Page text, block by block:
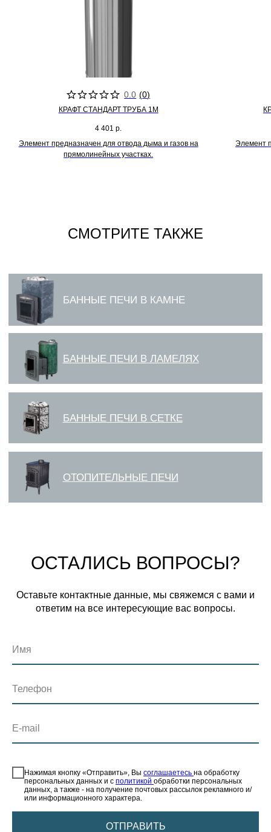
0.0 (0)
КРАФТ СТАНДАРТ ТРУБА 1М
4 401 р.
Элемент предназначен для отвода дыма и газов на
прямолинейных участках.
Элемент
СМОТРИТЕ ТАКЖЕ
ОСТАЛИСЬ ВОПРОСЫ?
Оставьте контактные данные, мы свяжемся с вами и
ответим на все интересующие вас вопросы.
Имя
Телефон
E-mail
Нажимая кнопку «Отправить», Вы соглашаетесь на обработку
персональных данных и с политикой обработки персональных
данных, а также - на получение почтовых рассылок рекламного и/
или информационного характера.
ОТПРАВИТЬ